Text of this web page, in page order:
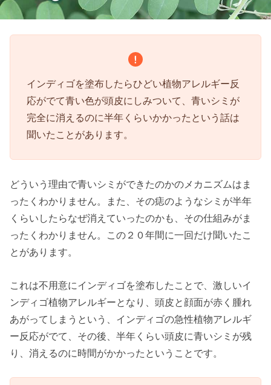
インディゴを塗布したらひどい植物アレルギー反
応がでて青い色が頭皮にしみついて、青いシミが
完全に消えるのに半年くらいかかったという話は
聞いたことがあります。
どういう理由で青いシミができたのかのメカニズムはま
ったくわかりません。また、その痣のようなシミが半年
くらいしたらなぜ消えていったのかも、その仕組みがま
ったくわかりません。この２０年間に一回だけ聞いたこ
とがあります。
これは不用意にインディゴを塗布したことで、激しいイ
ンディゴ植物アレルギーとなり、頭皮と顔面が赤く腫れ
あがってしまうという、インディゴの急性植物アレルギ
ー反応がでて、その後、半年くらい頭皮に青いシミが残
り、消えるのに時間がかかったということです。